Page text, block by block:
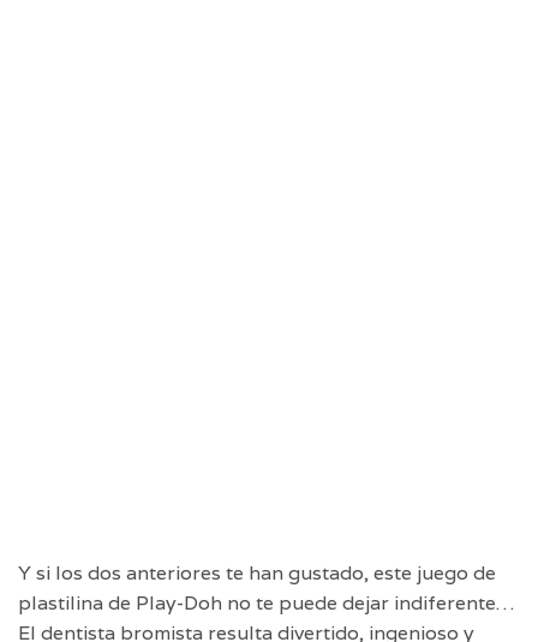
Y si los dos anteriores te han gustado, este juego de
plastilina de Play-Doh no te puede dejar indiferente…
El dentista bromista resulta divertido, ingenioso y